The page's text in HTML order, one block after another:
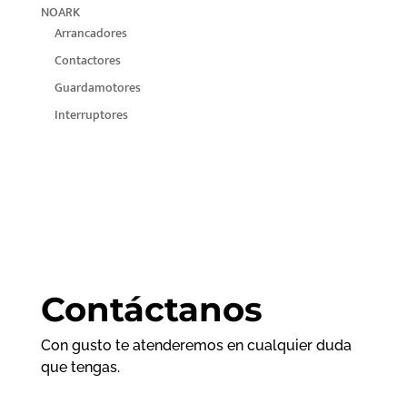
NOARK
Arrancadores
Contactores
Guardamotores
Interruptores
Contáctanos
Con gusto te atenderemos en cualquier duda
que tengas.